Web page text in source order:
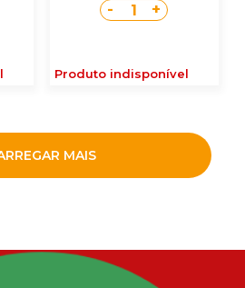
- 1 +
Produto indisponível
MAIS